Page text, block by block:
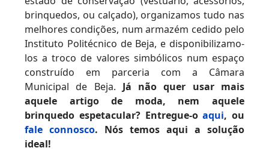
brinquedos, ou calçado), organizamos tudo nas
melhores condições, num armazém cedido pelo
Instituto Politécnico de Beja, e disponibilizamo-
los a troco de valores simbólicos num espaço
construído em parceria com a Câmara
Municipal de Beja. Já não quer usar mais
aquele artigo de moda, nem aquele
brinquedo espetacular? Entregue-oaqui, ou
fale connosco. Nós temos aqui a solução
ideal!